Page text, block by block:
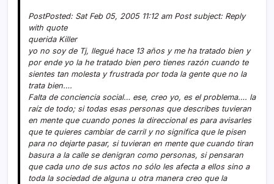
PostPosted: Sat Feb 05, 2005 11:12 am Post subject: Reply
with quote
querida Killer
yo no soy de Tj, llegué hace 13 años y me ha tratado bien y
por ende yo la he tratado bien pero tienes razón cuando te
sientes tan molesta y frustrada por toda la gente que no la
trata bien….
Falta de conciencia social… ese, creo yo, es el problema…. la
raí­z de todo; si todas esas personas que describes tuvieran
en mente que cuando pones la direccional es para avisarles
que te quieres cambiar de carril y no significa que le pisen
para no dejarte pasar, si tuvieran en mente que cuando tiran
basura a la calle se denigran como personas, si pensaran
que cada uno de sus actos no sólo les afecta a ellos sino a
toda la sociedad de alguna u otra manera creo que la